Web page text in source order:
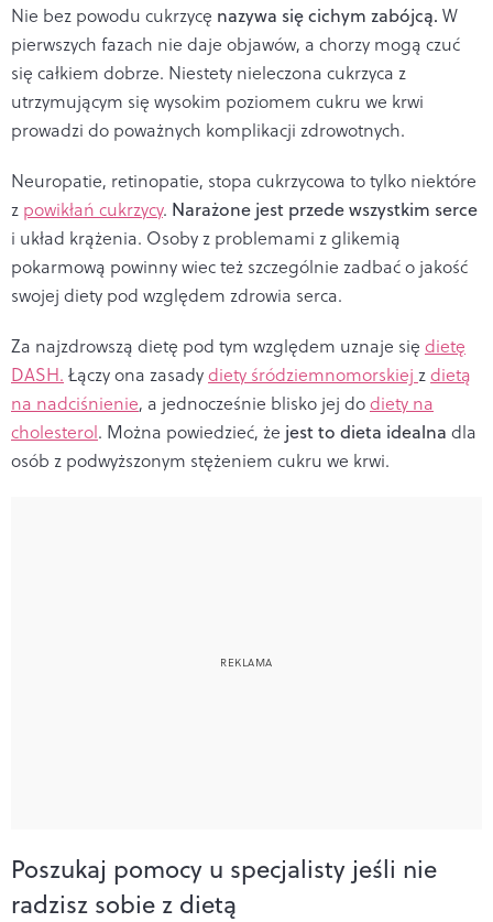
Nie bez powodu cukrzycę nazywa się cichym zabójcą. W
pierwszych fazach nie daje objawów, a chorzy mogą czuć
się całkiem dobrze. Niestety nieleczona cukrzyca z
utrzymującym się wysokim poziomem cukru we krwi
prowadzi do poważnych komplikacji zdrowotnych.
Neuropatie, retinopatie, stopa cukrzycowa to tylko niektóre
z powikłań cukrzycy. Narażone jest przede wszystkim serce
i układ krążenia. Osoby z problemami z glikemią
pokarmową powinny wiec też szczególnie zadbać o jakość
swojej diety pod względem zdrowia serca.
Za najzdrowszą dietę pod tym względem uznaje się dietę
DASH. Łączy ona zasadydiety śródziemnomorskiej zdietą
na nadciśnienie, a jednocześnie blisko jej dodiety na
cholesterol. Można powiedzieć, że jest to dieta idealna dla
osób z podwyższonym stężeniem cukru we krwi.
Poszukaj pomocy u specjalisty jeśli nie
radzisz sobie z dietą